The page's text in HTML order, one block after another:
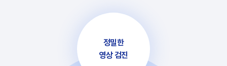
정밀한
영상 검진